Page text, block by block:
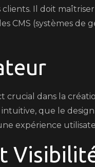
clients. Il doit
CMS (systèmes
crucial dans la
intuitive, que le
expérience